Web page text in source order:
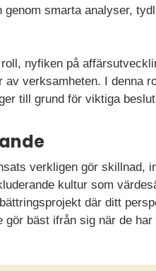
smarta analyser,
nyfiken på
verksamheten. I denna
till grund för viktiga
verkligen gör skillnad,
kultur som
där ditt
gör bäst ifrån sig när de